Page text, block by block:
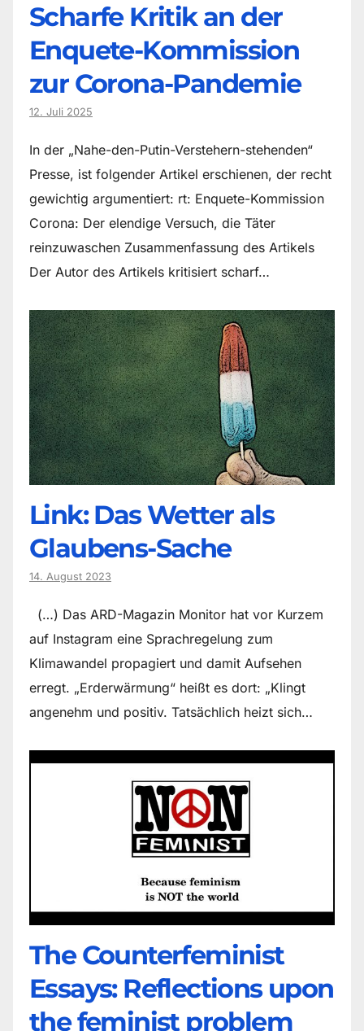
Scharfe Kritik an der
Enquete-Kommission
zur Corona-Pandemie
12. Juli 2025
In der „Nahe-den-Putin-Verstehern-stehenden“
Presse, ist folgender Artikel erschienen, der recht
gewichtig argumentiert: rt: Enquete-Kommission
Corona: Der elendige Versuch, die Täter
reinzuwaschen Zusammenfassung des Artikels
Der Autor des Artikels kritisiert scharf…
Link: Das Wetter als
Glaubens-Sache
14. August 2023
(…) Das ARD-Magazin Monitor hat vor Kurzem
auf Instagram eine Sprachregelung zum
Klimawandel propagiert und damit Aufsehen
erregt. „Erderwärmung“ heißt es dort: „Klingt
angenehm und positiv. Tatsächlich heizt sich…
The Counter­feminist
Essays: Reflections upon
the feminist problem